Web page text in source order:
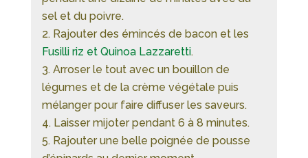
sel et du poivre.
Rajouter des émincés de bacon et les
Fusilli riz et Quinoa Lazzaretti.
Arroser le tout avec un bouillon de
légumes et de la crème végétale puis
mélanger pour faire diffuser les saveurs.
Laisser mijoter pendant 6 à 8 minutes.
Rajouter une belle poignée de pousse